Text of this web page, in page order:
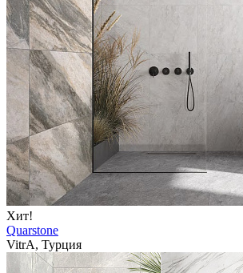
Хит!
Quarstone
VitrA, Турция